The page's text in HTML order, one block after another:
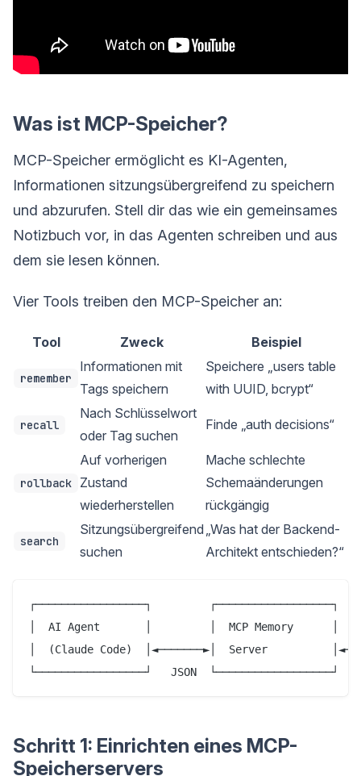
Was ist MCP-Speicher?
MCP-Speicher ermöglicht es KI-Agenten,
Informationen sitzungsübergreifend zu speichern
und abzurufen. Stell dir das wie ein gemeinsames
Notizbuch vor, in das Agenten schreiben und aus
dem sie lesen können.
Vier Tools treiben den MCP-Speicher an:
Tool Zweck Beispiel
remember
Informationen mit
Tags speichern
Speichere „users table
with UUID, bcrypt“
recall
Nach Schlüsselwort
oder Tag suchen
Finde „auth decisions“
rollback
Auf vorherigen
Zustand
wiederherstellen
Mache schlechte
Schemaänderungen
rückgängig
search
Sitzungsübergreifend
suchen
„Was hat der Backend-
Architekt entschieden?“
┌─────────────────┐         ┌──────────────────┐
│  AI Agent       │         │  MCP Memory      │
│  (Claude Code)  │◄───────►│  Server
Schritt 1: Einrichten eines MCP-
Speicherservers